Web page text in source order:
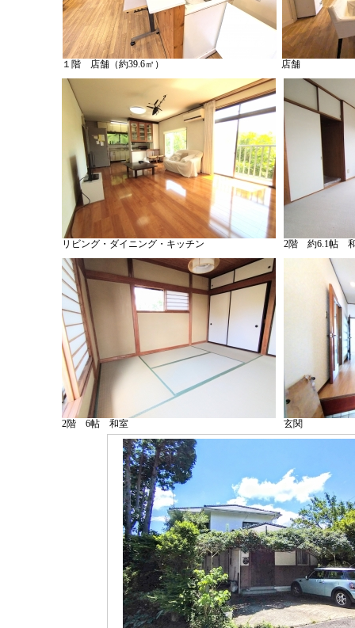
１階 店舗（約39.6㎡） 店舗
リビング・ダイニング・キッチン 2階 約6.1帖
2階 6帖 和室 玄関